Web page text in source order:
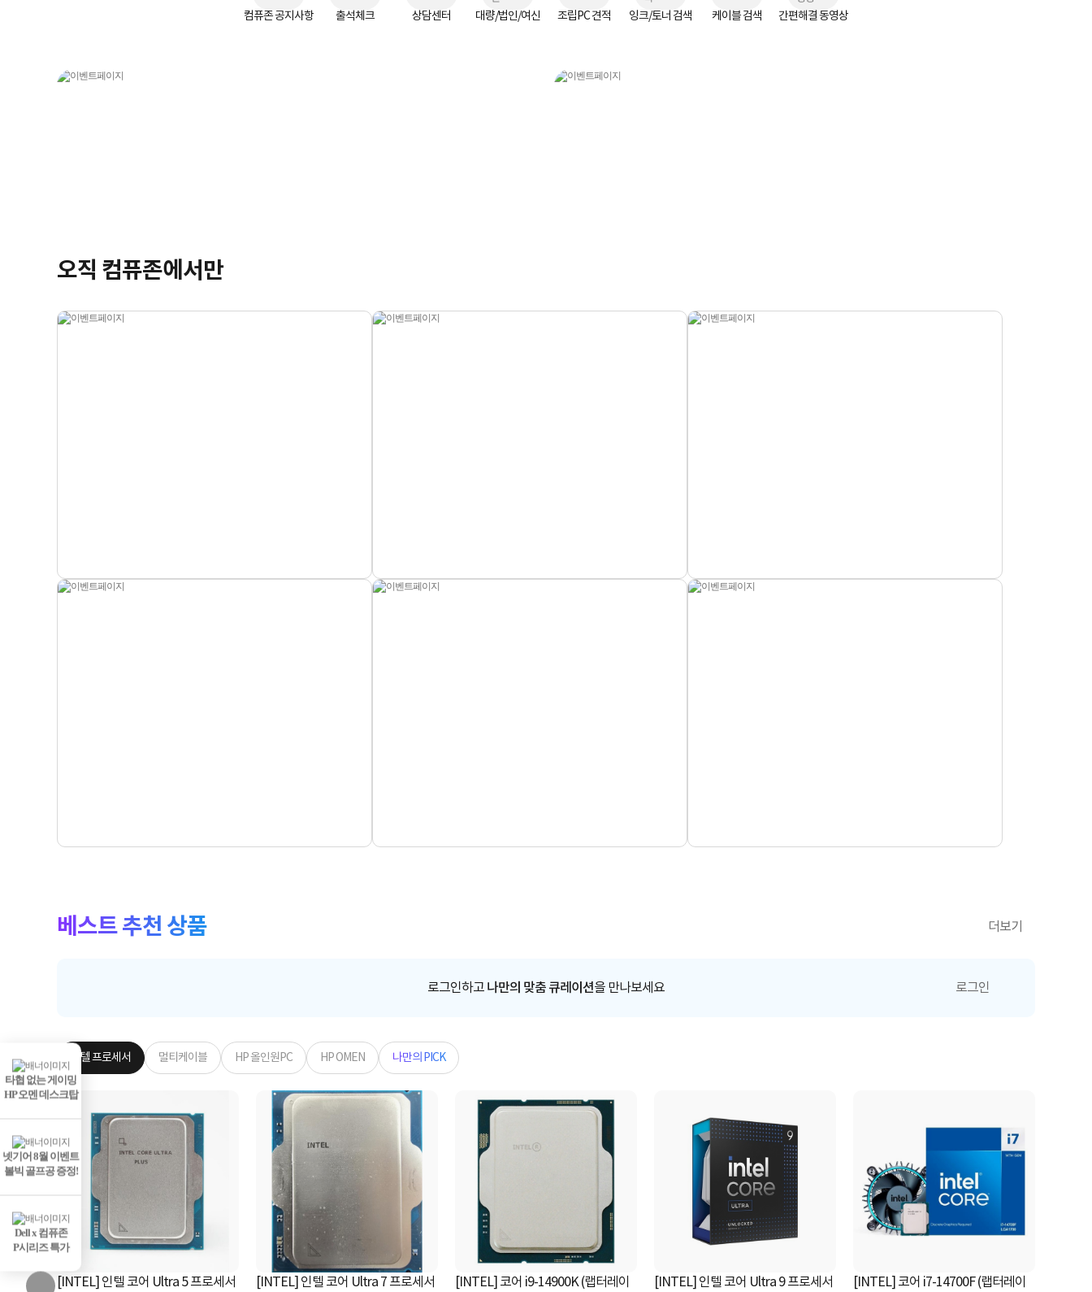
타협 없는 게이밍
HP 오멘 데스크탑
넷기어 8월 이벤트
볼빅 골프공 증정!
Dell x 컴퓨존
P시리즈 특가
컴퓨존 공지사항 출석체크 상담센터 대량/법인/여신 조립PC 견적 잉크/토너 검색 케이블 검색 간편해결 동영상
오직 컴퓨존에서만
베스트 추천 상품 더보기
로그인하고 나만의 맞춤 큐레이션을 만나보세요 로그인
인텔 프로세서 멀티케이블 HP 올인원PC HP OMEN 나만의 PICK
터레이
[INTEL] 코어12세대 i5-12400 (엘더
[INTEL] 인텔 코어 Ultra 5 프로세서
[INTEL] 코어12세대 i3-12100 정품
[INTEL] 인텔 코어 Ultra 5 프로세서
[INTEL] 코어 i7-14700 정품박스 (랩